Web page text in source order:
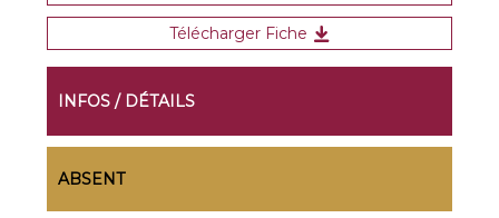
Télécharger Fiche
INFOS / DÉTAILS
ABSENT